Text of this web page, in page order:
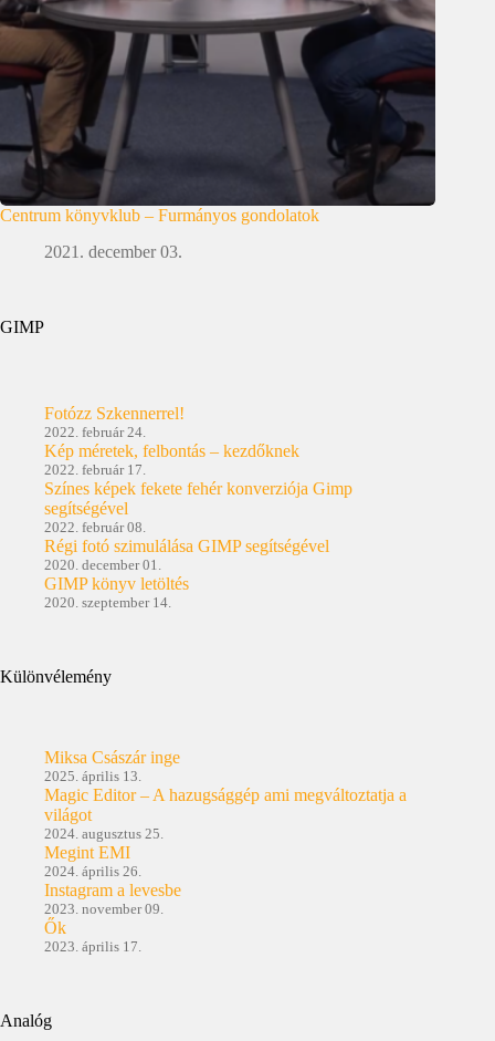
Centrum könyvklub – Furmányos gondolatok
2021. december 03.
GIMP
Fotózz Szkennerrel!
2022. február 24.
Kép méretek, felbontás – kezdőknek
2022. február 17.
Színes képek fekete fehér konverziója Gimp
segítségével
2022. február 08.
Régi fotó szimulálása GIMP segítségével
2020. december 01.
GIMP könyv letöltés
2020. szeptember 14.
Különvélemény
Miksa Császár inge
2025. április 13.
Magic Editor – A hazugsággép ami megváltoztatja a
világot
2024. augusztus 25.
Megint EMI
2024. április 26.
Instagram a levesbe
2023. november 09.
Ők
2023. április 17.
Analóg